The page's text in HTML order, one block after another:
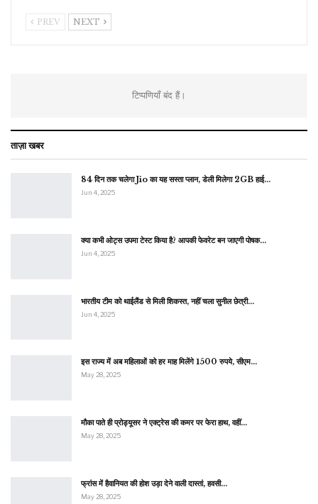
PREV NEXT
टिप्पणियाँ बंद हैं।
ताज़ा खबर
84 दिन तक चलेगा Jio का यह सस्ता प्लान, डेली मिलेगा 2GB हाई…
Jun 4, 2025
क्या कभी ओट्स उपमा टेस्ट किया है? आपकी फेवरेट बन जाएगी पोषक…
Jun 4, 2025
भारतीय टीम को थाईलैंड से मिली शिकस्त, नहीं चला सुनील छेत्री…
Jun 4, 2025
इस राज्य में अब महिलाओं को हर माह मिलेंगे 1500 रुपये, सीएम…
May 28, 2025
मौका पाते ही प्रोड्यूसर ने एक्ट्रेस की कमर पर फेरा हाथ, वहीं…
May 28, 2025
फ्रांस में हैवानियत की होश उड़ा देने वाली दास्तां, हवसी…
May 28, 2025